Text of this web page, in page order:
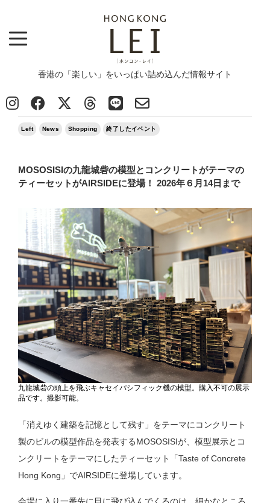
香港の「楽しい」をいっぱい詰め込んだ情報サイト
Left
>
2026/05/21
Left News Shopping 終了したイベント
MOSOSISIの九龍城砦の模型とコンクリートがテーマの
ティーセットがAIRSIDEに登場！ 2026年６月14日まで
九龍城砦の頭上を飛ぶキャセイパシフィック機の模型。購入不可の展示
品です。撮影可能。
「消えゆく建築を記憶として残す」をテーマにコンクリート
製のビルの模型作品を発表するMOSOSISIが、模型展示とコ
ンクリートをテーマにしたティーセット「Taste of Concrete
Hong Kong」でAIRSIDEに登場しています。